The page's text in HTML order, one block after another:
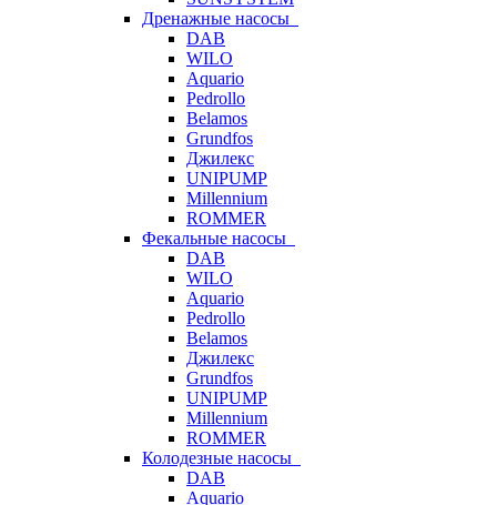
Дренажные насосы
DAB
WILO
Aquario
Pedrollo
Belamos
Grundfos
Джилекс
UNIPUMP
Millennium
ROMMER
Фекальные насосы
DAB
WILO
Aquario
Pedrollo
Belamos
Джилекс
Grundfos
UNIPUMP
Millennium
ROMMER
Колодезные насосы
DAB
Aquario